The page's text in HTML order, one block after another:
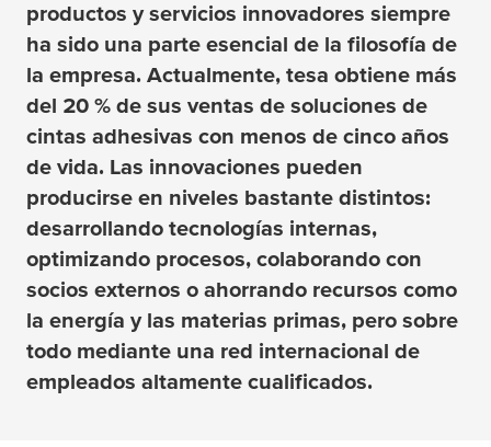
productos y servicios innovadores siempre
ha sido una parte esencial de la filosofía de
la empresa. Actualmente, tesa obtiene más
del 20 % de sus ventas de soluciones de
cintas adhesivas con menos de cinco años
de vida. Las innovaciones pueden
producirse en niveles bastante distintos:
desarrollando tecnologías internas,
optimizando procesos, colaborando con
socios externos o ahorrando recursos como
la energía y las materias primas, pero sobre
todo mediante una red internacional de
empleados altamente cualificados.